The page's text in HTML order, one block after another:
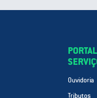
Ouvidoria
Tributos